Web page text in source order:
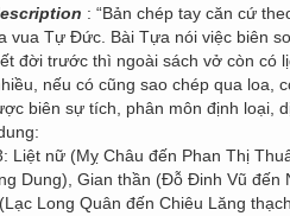
: “Bản chép tay căn cứ
vua Tự Đức. Bài Tựa nói việc biên
đời trước thì ngoài sách vở còn có
nếu có cũng sao chép qua loa,
biên sự tích, phân môn định loại,
Liệt nữ (Mỵ Châu đến Phan Thị
Dung), Gian thần (Đỗ Đinh Vũ đến
Long Quân đến Chiêu Lăng